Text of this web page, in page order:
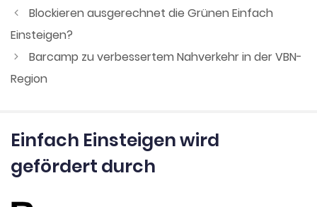
Blockieren ausgerechnet die Grünen Einfach
Einsteigen?
Barcamp zu verbessertem Nahverkehr in der VBN-
Region
Einfach Einsteigen wird
gefördert durch